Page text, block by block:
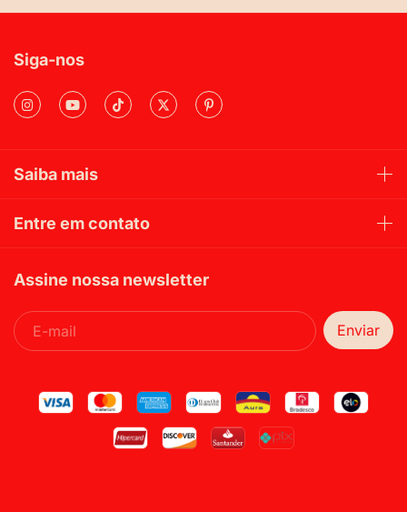
Siga-nos
Saiba mais
Entre em contato
Assine nossa newsletter